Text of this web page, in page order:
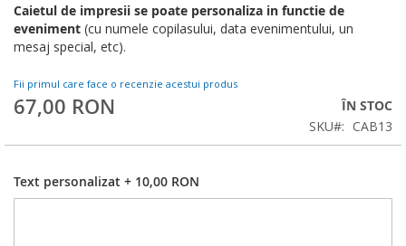
Caietul de impresii se poate personaliza in functie de
eveniment (cu numele copilasului, data evenimentului, un
mesaj special, etc).
Fii primul care face o recenzie acestui produs
67,00 RON
ÎN STOC
SKU
CAB13
Text personalizat + 10,00 RON